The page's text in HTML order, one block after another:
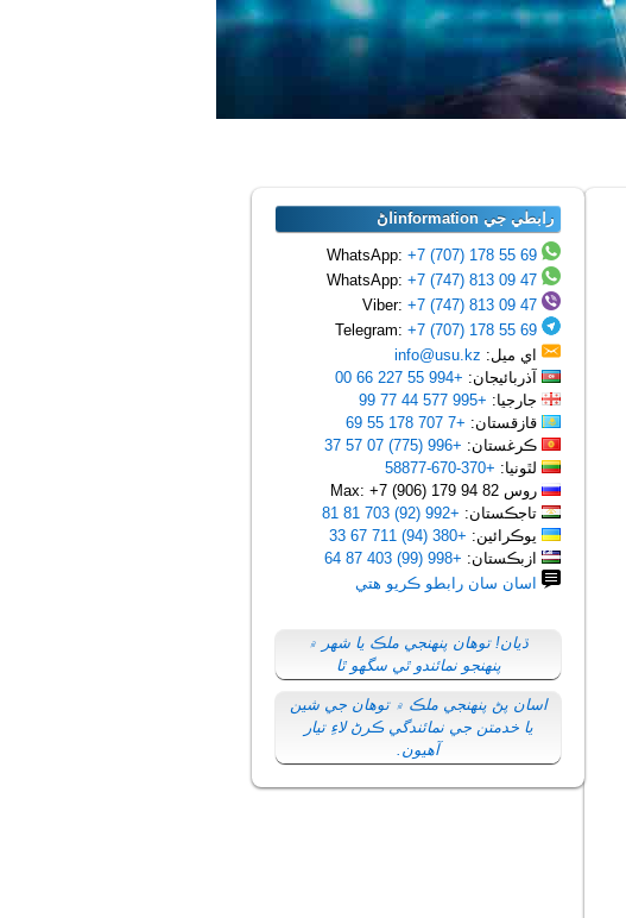
رابطي جي informationاڻ
+7 (707) 178 55 69
+7 (747) 813 09 47
+7 (747) 813 09 47
+7 (707) 178 55 69
اي ميل: info@usu.kz
آذربائيجان: +994 55 227 66 00
جارجيا: +995 577 44 77 99
قازقستان: +7 707 178 55 69
ڪرغستان: +996 (775) 07 57 37
لٿونيا: +370-670-58877
روس Max: +7 (906) 179 94 82
تاجڪستان: +992 (92) 703 81 81
يوڪرائين: +380 (94) 711 67 33
ازبڪستان: +998 (99) 403 87 64
اسان سان رابطو ڪريو ھتي
ڌيان! توهان پنهنجي ملڪ يا شهر ۾
پنهنجو نمائندو ٿي سگهو ٿا
اسان پڻ پنهنجي ملڪ ۾ توهان جي شين
يا خدمتن جي نمائندگي ڪرڻ لاءِ تيار
آهيون.